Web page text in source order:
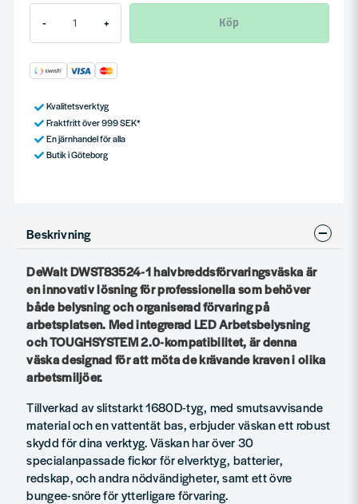
- + Köp
Kvalitetsverktyg
Fraktfritt över 999 SEK*
En järnhandel för alla
Butik i Göteborg
Beskrivning
DeWalt DWST83524-1 halvbreddsförvaringsväska är
en innovativ lösning för professionella som behöver
både belysning och organiserad förvaring på
arbetsplatsen. Med integrerad LED Arbetsbelysning
och TOUGHSYSTEM 2.0-kompatibilitet, är denna
väska designad för att möta de krävande kraven i olika
arbetsmiljöer.
Tillverkad av slitstarkt 1680D-tyg, med smutsavvisande
material och en vattentät bas, erbjuder väskan ett robust
skydd för dina verktyg. Väskan har över 30
specialanpassade fickor för elverktyg, batterier,
redskap, och andra nödvändigheter, samt ett övre
bungee-snöre för ytterligare förvaring.